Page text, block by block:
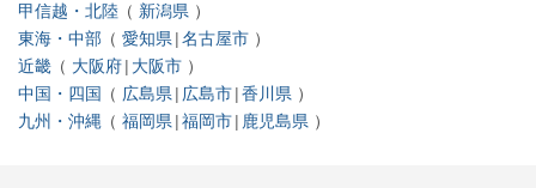
甲信越・北陸
新潟県
東海・中部
愛知県 名古屋市
近畿
大阪府 大阪市
中国・四国
広島県 広島市 香川県
九州・沖縄
福岡県 福岡市 鹿児島県